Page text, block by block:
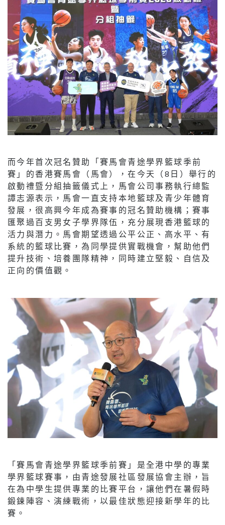
而今年首次冠名贊助「賽馬會青途學界籃球季前
賽」的香港賽馬會（馬會），在今天（8日）舉行的
啟動禮暨分組抽籤儀式上，馬會公司事務執行總監
譚志源表示，馬會一直支持本地籃球及青少年體育
發展，很高興今年成為賽事的冠名贊助機構；賽事
匯聚過百支男女子學界隊伍，充分展現香港籃球的
活力與潛力。馬會期望透過公平公正、高水平、有
系統的籃球比賽，為同學提供實戰機會，幫助他們
提升技術、培養團隊精神，同時建立堅毅、自信及
正向的價值觀。
「賽馬會青途學界籃球季前賽」是全港中學的專業
學界籃球賽事，由青途發展社區發展協會主辦，旨
在為中學生提供專業的比賽平台，讓他們在暑假時
鍛鍊陣容、演練戰術，以最佳狀態迎接新學年的比
賽。